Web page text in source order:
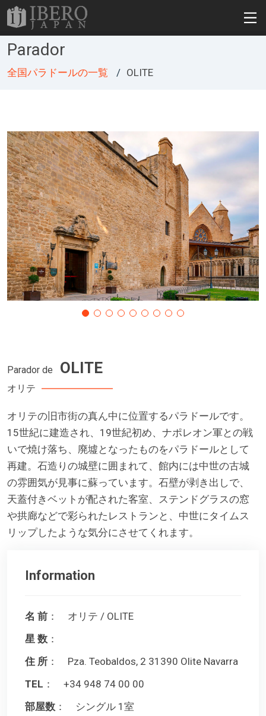
Parador
全国パラドールの一覧 OLITE
Parador de OLITE
オリテ
オリテの旧市街の真ん中に位置するパラドールです。
15世紀に建造され、19世紀初め、ナポレオン軍との戦
いで焼け落ち、廃墟となったものをパラドールとして
再建。石造りの城壁に囲まれて、館内には中世の古城
の雰囲気が見事に蘇っています。石壁が剥き出しで、
天蓋付きベットが配された客室、ステンドグラスの窓
や拱廊などで彩られたレストランと、中世にタイムス
リップしたような気分にさせてくれます。
Information
名 前 ： オリテ / OLITE
星 数 ：
住 所 ： Pza. Teobaldos, 2 31390 Olite Navarra
TEL ： +34 948 74 00 00
部屋数 ： シングル 1室